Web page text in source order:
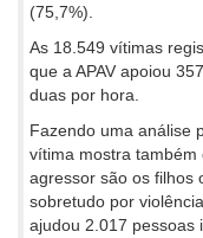
(75,7%).
As 18.549 vítimas
que a APAV apoiou
duas por hora.
Fazendo uma análise
vítima mostra também
agressor são os filhos
sobretudo por
ajudou 2.017 pessoas